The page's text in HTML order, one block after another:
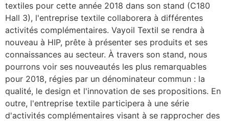
textiles pour cette année 2018 dans son stand (C180
Hall 3), l'entreprise textile collaborera à différentes
activités complémentaires. Vayoil Textil se rendra à
nouveau à HIP, prête à présenter ses produits et ses
connaissances au secteur. À travers son stand, nous
pourrons voir ses nouveautés les plus remarquables
pour 2018, régies par un dénominateur commun : la
qualité, le design et l'innovation de ses propositions. En
outre, l'entreprise textile participera à une série
d'activités complémentaires visant à se rapprocher des